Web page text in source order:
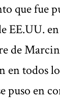
que fue
EE.UU.
de
en todos
puso en